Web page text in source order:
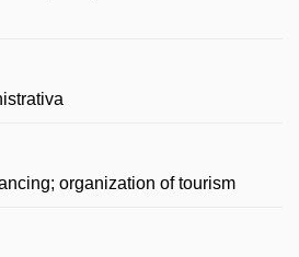
organization of tourism